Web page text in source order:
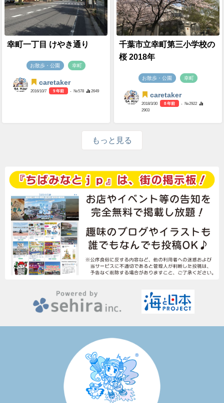
幸町一丁目 けやき通り
お散歩・公園 幸町
caretaker
2016/10/7 9 年前 - №578 2649
千葉市立幸町第三小学校の
桜 2018年
お散歩・公園 幸町
caretaker
2018/3/30 8 年前
- №2922
2903
もっと見る